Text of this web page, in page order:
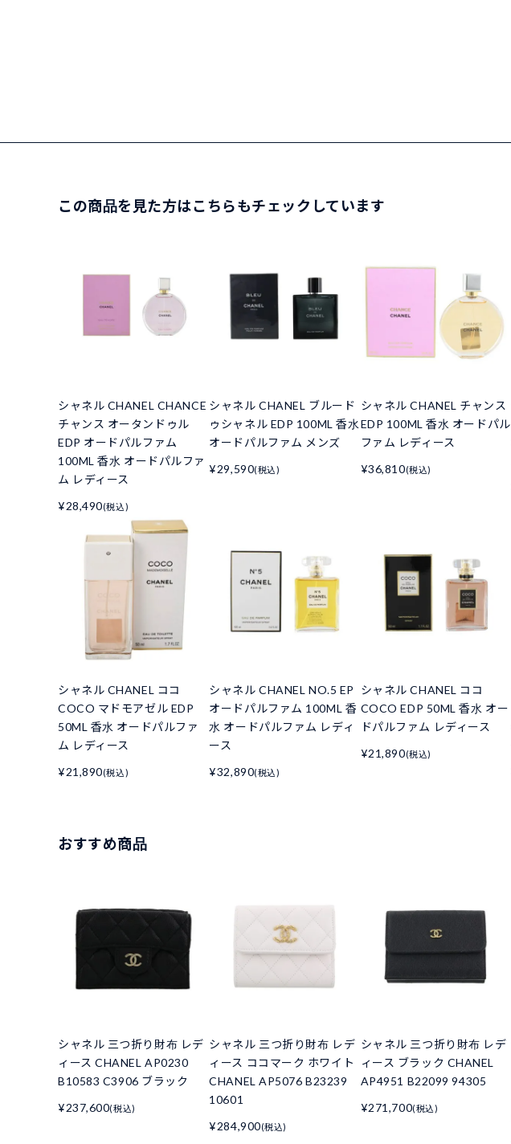
この商品を見た方はこちらもチェックしています
シャネル CHANEL CHANCE
チャンス オータンドゥル
EDP オードパルファム
100ML 香水 オードパルファ
ム レディース
¥28,490(税込)
シャネル CHANEL ブルード
ゥシャネル EDP 100ML 香水
オードパルファム メンズ
¥29,590(税込)
シャネル CHANEL チャンス
EDP 100ML 香水 オードパル
ファム レディース
¥36,810(税込)
シャネル CHANEL ココ
COCO マドモアゼル EDP
50ML 香水 オードパルファ
ム レディース
¥21,890(税込)
シャネル CHANEL NO.5 EP
オードパルファム 100ML 香
水 オードパルファム レディ
ース
¥32,890(税込)
シャネル CHANEL ココ
COCO EDP 50ML 香水 オー
ドパルファム レディース
¥21,890(税込)
おすすめ商品
シャネル 三つ折り財布 レデ
ィース CHANEL AP0230
B10583 C3906 ブラック
¥237,600(税込)
シャネル 三つ折り財布 レデ
ィース ココマーク ホワイト
CHANEL AP5076 B23239
10601
¥284,900(税込)
シャネル 三つ折り財布 レデ
ィース ブラック CHANEL
AP4951 B22099 94305
¥271,700(税込)